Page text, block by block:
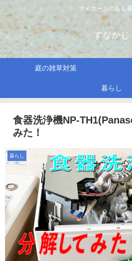
マイホームのある
すなかじ
庭の雑草対策
暮らし
食器洗浄機NP-
みた！
暮らし